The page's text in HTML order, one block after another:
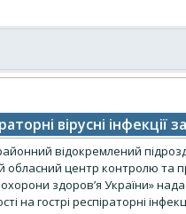
вірусні інфекції
відокремлений
обласний центр контролю та
охорони здоров’я України»
на гострі респіраторні